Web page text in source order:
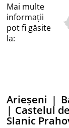
Mai multe
informații
pot fi găsite
la:
Arieșeni |
| Castelul
Slanic